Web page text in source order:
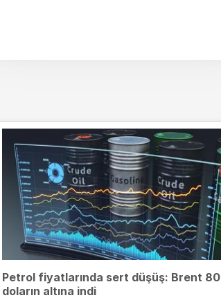
Petrol fiyatlarında sert düşüş: Brent 80
doların altına indi